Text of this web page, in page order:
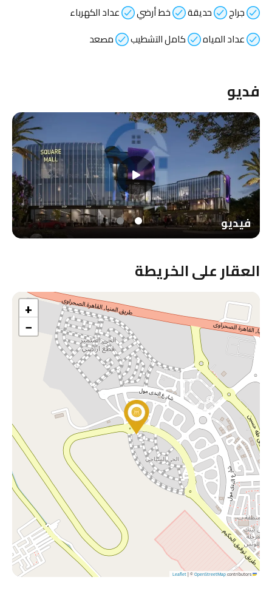
جراج
حديقة خط أرضي
عداد الكهرباء
عداد المياه
كامل التشطيب مصعد
فديو
فيديو
العقار على الخريطة
+
−
Leaflet
|©OpenStreetMapcontributors